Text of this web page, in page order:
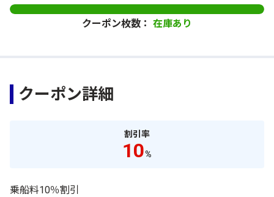
クーポン枚数： 在庫あり
クーポン詳細
割引率
10%
乗船料10％割引